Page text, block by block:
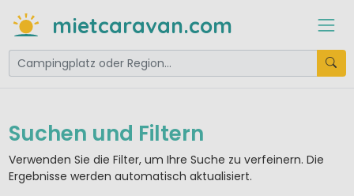
mietcaravan.com
Suchen und Filtern
Verwenden Sie die Filter, um Ihre Suche zu verfeinern. Die
Ergebnisse werden automatisch aktualisiert.